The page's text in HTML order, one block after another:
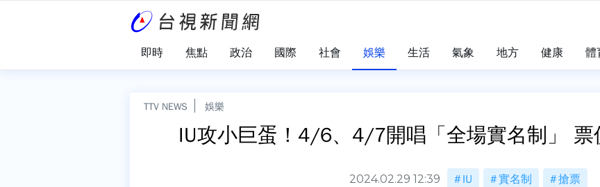
即時 焦點 政治 國際 社會 娛樂 生活 氣象 地方 健康 體
TTV NEWS 娛樂
IU攻小巨蛋！4/6、4/7開唱「全場實名制」 票
2024.02.29 12:39 IU 實名制 搶票